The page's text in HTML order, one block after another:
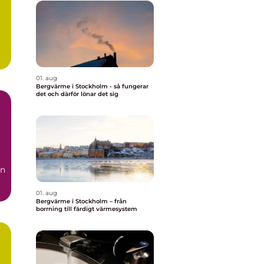
01. aug
Bergvärme i Stockholm - så fungerar
det och därför lönar det sig
01. aug
Bergvärme i Stockholm – från
borrning till färdigt värmesystem